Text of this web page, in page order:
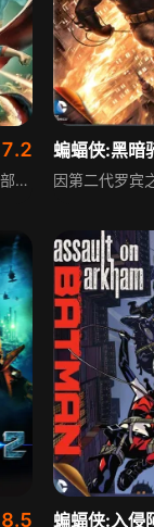
7.2
由DC动画公司制作的首部全CGI动画电影，围绕超级英雄展开全新冒险故事，融合经典超级英雄IP元素，以全CGI技术打造流畅动作场景与生动视觉效果，为观众呈现兼具热血与趣味的动画内容，带来与众不同的超级英雄观影体验。
8.5 蝙蝠侠:入侵